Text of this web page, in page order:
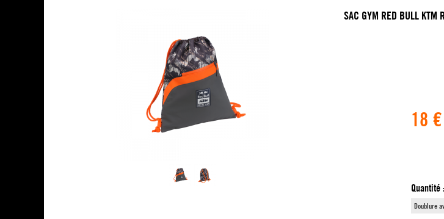
SAC GYM RED BULL KTM
18 €
Quantité :
Doublure